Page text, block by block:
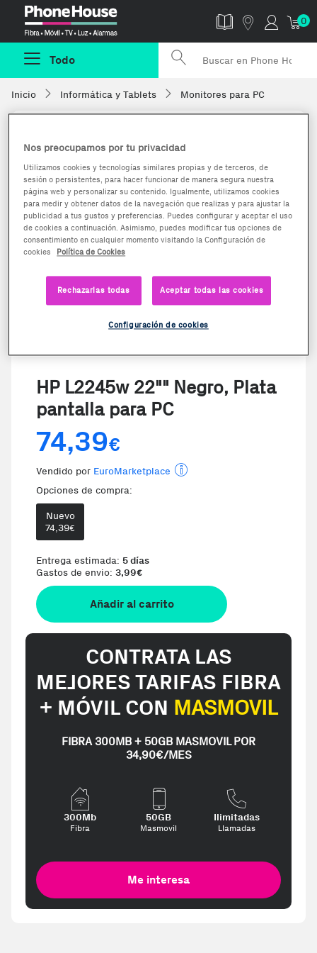
0
Todo
Inicio Informática y Tablets Monitores para PC
HP L2245w 22"" Negro, Plata
pantalla para PC
74,39€
Vendido por EuroMarketplace
Opciones de compra:
Nuevo
74,39€
Entrega estimada: 5 días
Gastos de envio: 3,99€
Añadir al carrito
CONTRATA LAS
MEJORES TARIFAS FIBRA
+ MÓVIL CON MASMOVIL
FIBRA 300MB + 50GB MASMOVIL POR
34,90€/MES
300Mb
Fibra
50GB
Masmovil
Ilimitadas
Llamadas
Me interesa
Nos preocupamos por tu privacidad
Utilizamos cookies y tecnologías similares propias y de terceros, de
sesión o persistentes, para hacer funcionar de manera segura nuestra
página web y personalizar su contenido. Igualmente, utilizamos cookies
para medir y obtener datos de la navegación que realizas y para ajustar la
publicidad a tus gustos y preferencias. Puedes configurar y aceptar el uso
de cookies a continuación. Asimismo, puedes modificar tus opciones de
consentimiento en cualquier momento visitando la Configuración de
cookies
Política de Cookies
Rechazarlas todas Aceptar todas las cookies
Configuración de cookies